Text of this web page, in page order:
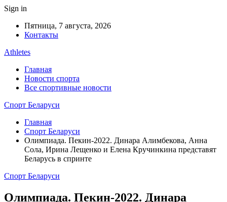
Sign in
Пятница, 7 августа, 2026
Контакты
Athletes
Главная
Новости спорта
Все спортивные новости
Спорт Беларуси
Главная
Спорт Беларуси
Олимпиада. Пекин-2022. Динара Алимбекова, Анна
Сола, Ирина Лещенко и Елена Кручинкина представят
Беларусь в спринте
Спорт Беларуси
Олимпиада. Пекин-2022. Динара